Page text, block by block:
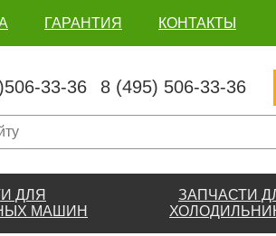
ГАРАНТИЯ КОНТАКТЫ
33-36 8 (495) 506-33-36
ДЛЯ
МАШИН
ЗАПЧАСТИ